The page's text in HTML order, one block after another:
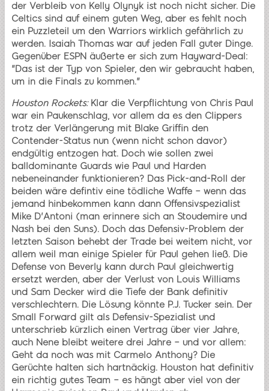
der Verbleib von Kelly Olynyk ist noch nicht sicher. Die
Celtics sind auf einem guten Weg, aber es fehlt noch
ein Puzzleteil um den Warriors wirklich gefährlich zu
werden. Isaiah Thomas war auf jeden Fall guter Dinge.
Gegenüber ESPN äußerte er sich zum Hayward-Deal:
"Das ist der Typ von Spieler, den wir gebraucht haben,
um in die Finals zu kommen."
Houston Rockets: Klar die Verpflichtung von Chris Paul
war ein Paukenschlag, vor allem da es den Clippers
trotz der Verlängerung mit Blake Griffin den
Contender-Status nun (wenn nicht schon davor)
endgültig entzogen hat. Doch wie sollen zwei
balldominante Guards wie Paul und Harden
nebeneinander funktionieren? Das Pick-and-Roll der
beiden wäre defintiv eine tödliche Waffe – wenn das
jemand hinbekommen kann dann Offensivspezialist
Mike D'Antoni (man erinnere sich an Stoudemire und
Nash bei den Suns). Doch das Defensiv-Problem der
letzten Saison behebt der Trade bei weitem nicht, vor
allem weil man einige Spieler für Paul gehen ließ. Die
Defense von Beverly kann durch Paul gleichwertig
ersetzt werden, aber der Verlust von Louis Williams
und Sam Decker wird die Tiefe der Bank definitiv
verschlechtern. Die Lösung könnte P.J. Tucker sein. Der
Small Forward gilt als Defensiv-Spezialist und
unterschrieb kürzlich einen Vertrag über vier Jahre,
auch Nene bleibt weitere drei Jahre – und vor allem:
Geht da noch was mit Carmelo Anthony? Die
Gerüchte halten sich hartnäckig. Houston hat definitiv
ein richtig gutes Team – es hängt aber viel von der